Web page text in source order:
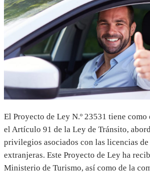
El Proyecto de Ley N.º 23531 tiene
el Artículo 91 de la Ley de Tránsito,
privilegios asociados con las licencias
extranjeras. Este Proyecto de Ley ha
Ministerio de Turismo, así como de la